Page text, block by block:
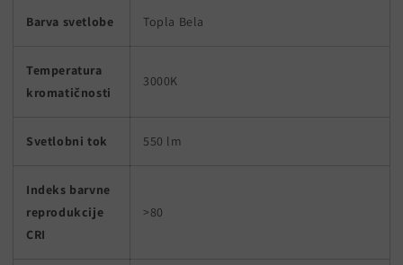
Barva svetlobe Topla Bela
Temperatura
kromatičnosti
3000K
Svetlobni tok 550 lm
Indeks barvne
reprodukcije
CRI
>80